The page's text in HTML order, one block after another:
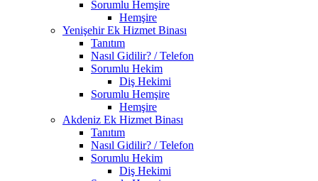
Sorumlu Hemşire
Hemşire
Yenişehir Ek Hizmet Binası
Tanıtım
Nasıl Gidilir? / Telefon
Sorumlu Hekim
Diş Hekimi
Sorumlu Hemşire
Hemşire
Akdeniz Ek Hizmet Binası
Tanıtım
Nasıl Gidilir? / Telefon
Sorumlu Hekim
Diş Hekimi